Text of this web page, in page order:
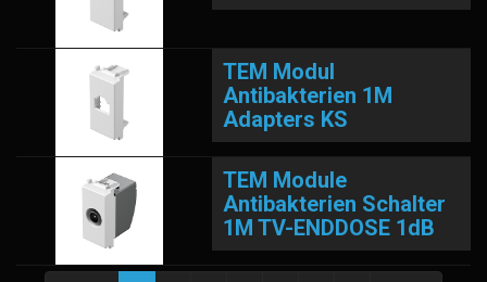
TEM Modul
Antibakterien 1M
Adapters KS
TEM Module
Antibakterien Schalter
1M TV-ENDDOSE 1dB